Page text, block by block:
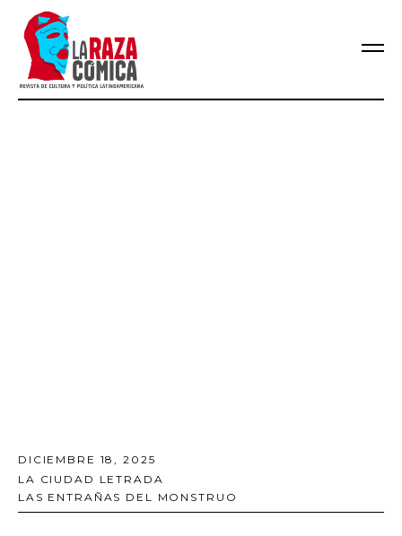
DICIEMBRE 18, 2025
LA CIUDAD LETRADA
LAS ENTRAÑAS DEL MONSTRUO